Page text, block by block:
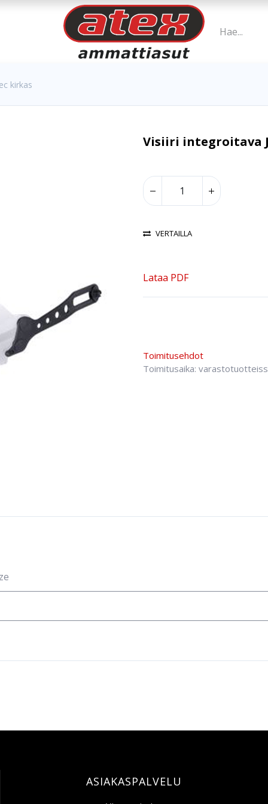
kirkas
Visiiri integroitava
VERTAILLA
Lataa PDF
Toimitusehdot
Toimitusaika:
ASIAKASPALVELU